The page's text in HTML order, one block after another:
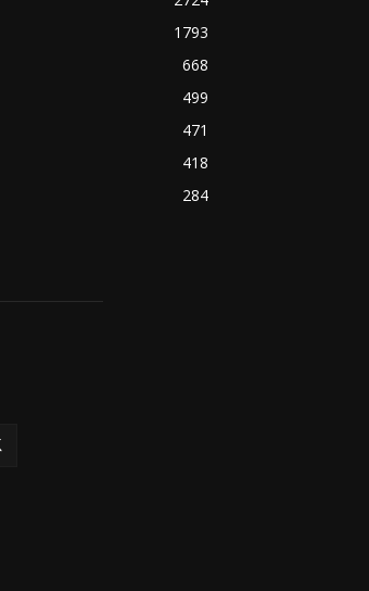
1793
668
499
471
418
284